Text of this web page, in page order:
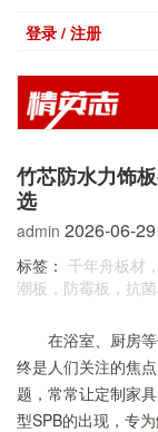
登录 / 注册
竹芯防水力饰
选
admin 2026-06-29
标签： 千年舟板材
潮板，防霉板，抗
在浴室、厨房
终是人们关注的焦
题，常常让定制家
型SPB的出现，专